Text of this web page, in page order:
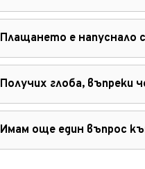
Плащането е напуснало
Получих глоба, въпреки
Имам още един въпрос